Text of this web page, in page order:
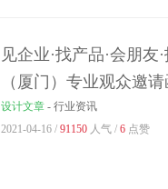
见企业·找产品·会朋友
（厦门）专业观众邀请
设计文章 - 行业资讯
2021-04-16 / 91150 人气 / 6 点赞